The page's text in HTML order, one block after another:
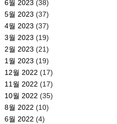
6월 2023 (38)
5월 2023 (37)
4월 2023 (37)
3월 2023 (19)
2월 2023 (21)
1월 2023 (19)
12월 2022 (17)
11월 2022 (17)
10월 2022 (35)
8월 2022 (10)
6월 2022 (4)